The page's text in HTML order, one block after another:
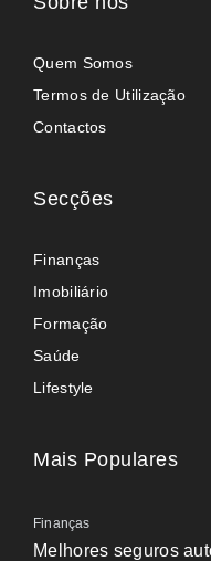
Quem Somos
Termos de Utilização
Contactos
Secções
Finanças
Imobiliário
Formação
Saúde
Lifestyle
Mais Populares
Finanças
Melhores seguros